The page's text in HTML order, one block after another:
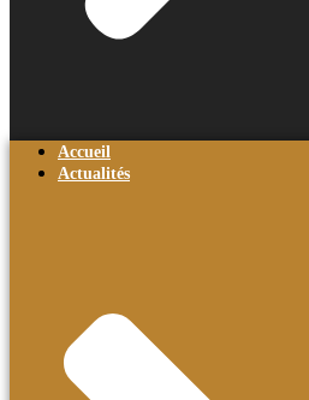
Accueil
Actualités